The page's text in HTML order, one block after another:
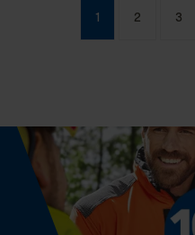
1 2 3